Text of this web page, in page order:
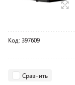
Код: 397609
Сравнить